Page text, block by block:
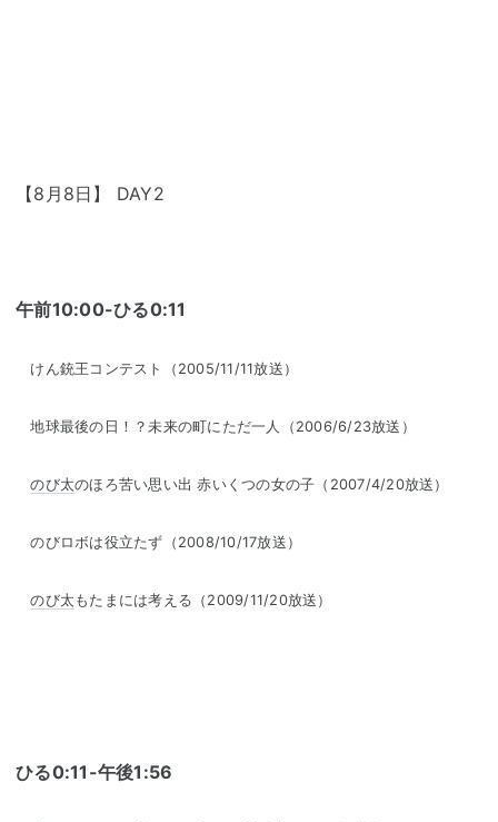
【8月8日】 DAY2
午前10:00-ひる0:11
けん銃王コンテスト（2005/11/11放送）
地球最後の日！？未来の町にただ一人（2006/6/23放送）
のび太のほろ苦い思い出 赤いくつの女の子（2007/4/20放送）
のびロボは役立たず（2008/10/17放送）
のび太 もたまには考える（2009/11/20放送）
ひる0:11-午後1:56